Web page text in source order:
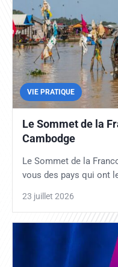
VIE PRATIQUE
Le Sommet de la
Cambodge
Le Sommet de la
vous des pays qui ont
23 juillet 2026